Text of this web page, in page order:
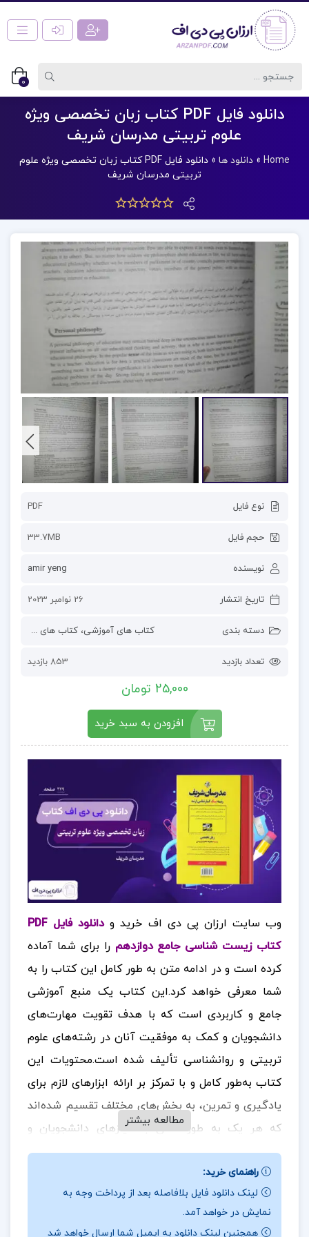
0
دانلود فایل PDF کتاب زبان تخصصی ویژه
علوم تربیتی مدرسان شریف
Home
» دانلود ها »
دانلود فایل PDF کتاب زبان تخصصی ویژه علوم
تربیتی مدرسان شریف
نوع فایل PDF
حجم فایل 33.7MB
نویسنده amir yeng
تاریخ انتشار 26 نوامبر 2023
دسته بندی کتاب های آموزشی، کتاب های درسی و دانشگاهی
تعداد بازدید 853 بازدید
25,000 تومان
افزودن به سبد خرید
وب سایت ارزان پی دی اف خرید و
دانلود فایل PDF
کتاب زیست شناسی جامع دوازدهم را برای شما آماده
کرده است و در ادامه متن به طور کامل این کتاب را به
شما معرفی خواهد کرد.این کتاب یک منبع آموزشی
جامع و کاربردی است که با هدف تقویت مهارت‌های
دانشجویان و کمک به موفقیت آنان در رشته‌های علوم
تربیتی و روانشناسی تألیف شده است.محتویات این
کتاب به‌طور کامل و با تمرکز بر ارائه ابزارهای لازم برای
یادگیری و تمرین، به بخش‌های مختلف تقسیم شده‌اند
که هر یک به طور خاص به نیازهای دانشجویان و
داوطلبان می‌پردازد.در ادامه همراهارزان پی دی افباشید.
نقد و بررسی کتاب زبان تخصصی ویژه علوم تربیتی
مدرسان شریف:
مطالعه بیشتر
راهنمای خرید:
لینک دانلود فایل بلافاصله بعد از پرداخت وجه به
نمایش در خواهد آمد.
همچنین لینک دانلود به ایمیل شما ارسال خواهد شد